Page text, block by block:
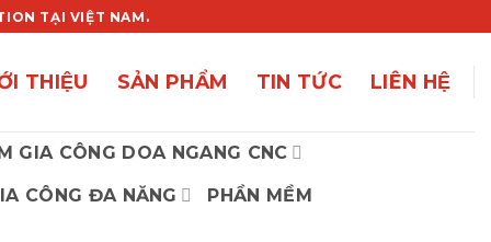
TẠI VIỆT NAM.
THIỆU SẢN PHẨM TIN TỨC LIÊN HỆ
GIA CÔNG DOA NGANG CNC
CÔNG ĐA NĂNG PHẦN MỀM